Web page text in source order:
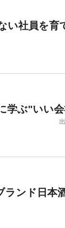
い社員を育
学ぶ"いい
ランド日本